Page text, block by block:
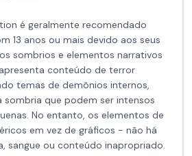
é geralmente recomendado
13 anos ou mais devido aos seus
sombrios e elementos narrativos
conteúdo de terror
temas de demônios internos,
sombria que podem ser intensos
No entanto, os elementos de
em vez de gráficos - não há
sangue ou conteúdo inapropriado.